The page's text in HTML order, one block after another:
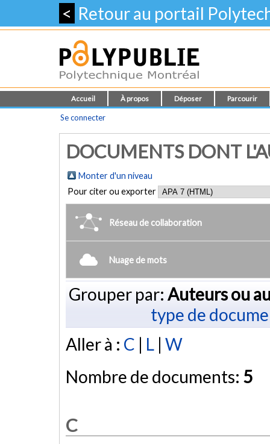
< Retour au portail
Accueil À propos Déposer Parcourir
Se connecter
DOCUMENTS DONT
Monter d'un niveau
Pour citer ou exporter
Réseau de collaboration
Nuage de mots
Grouper par: Auteurs ou
type de
Aller à : C | L | W
Nombre de documents: 5
C